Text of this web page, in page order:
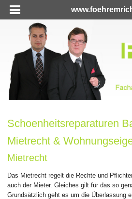
Schoenheitsreparaturen
Mietrecht &
Mietrecht
Das Mietrecht regelt die Rechte und
auch der Mieter. Gleiches gilt für das so
Grundsätzlich geht es um die Überlassung